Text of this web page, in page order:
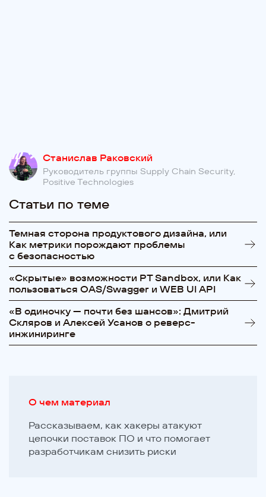
О чем материал
Рассказываем, как хакеры атакуют
цепочки поставок ПО и что помогает
разработчикам снизить риски
Станислав Раковский
Руководитель группы Supply Chain Security,
Positive Technologies
Статьи по теме
Темная сторона продуктового дизайна, или
Как метрики порождают проблемы
с безопасностью
«Cкрытые» возможности PT Sandbox, или Как
пользоваться OAS/Swagger и WEB UI API
«В одиночку — почти без шансов»: Дмитрий
Скляров и Алексей Усанов о реверс-
инжиниринге